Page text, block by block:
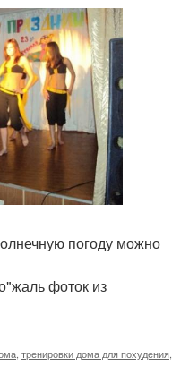
погоду можно
фоток из
тренировки дома для похудения